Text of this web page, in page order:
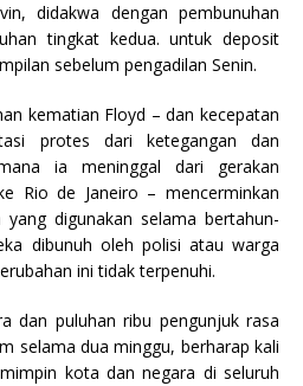
didakwa dengan pembunuhan
tingkat kedua. untuk deposit
sebelum pengadilan Senin.
kematian Floyd – dan kecepatan
protes dari ketegangan dan
ia meninggal dari gerakan
Rio de Janeiro – mencerminkan
digunakan selama bertahun-
dibunuh oleh polisi atau warga
ini tidak terpenuhi.
dan puluhan ribu pengunjuk rasa
selama dua minggu, berharap kali
kota dan negara di seluruh